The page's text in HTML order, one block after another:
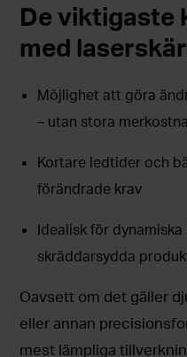
De viktigaste
med
Möjlighet att göra
– utan stora
Kortare ledtider och
förändrade krav
Idealisk för
skräddarsydda
Oavsett om det gäller
eller annan
mest lämpliga